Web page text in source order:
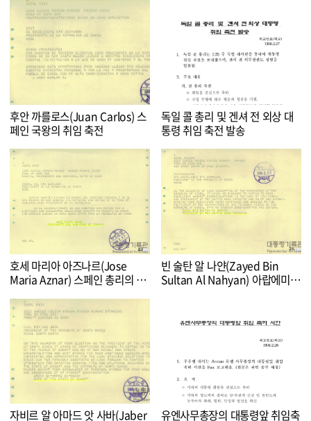
후안 까를로스(Juan Carlos) 스
페인 국왕의 취임 축전
독일 콜 총리 및 겐셔 전 외상 대
통령 취임 축전 발송
호세 마리아 아즈나르(Jose
Maria Aznar) 스페인 총리의 취
빈 술탄 알 나얀(Zayed Bin
Sultan Al Nahyan) 아랍에미레
자비르 알 아마드 앗 사바(Jaber
유엔사무총장의 대통령앞 취임축